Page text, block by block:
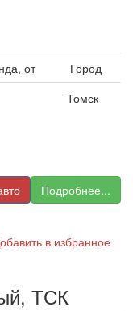
от
Город
Томск
Подробнее...
в избранное
ТСК